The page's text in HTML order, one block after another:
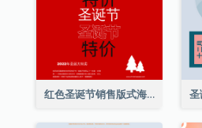
红色圣诞节销售版式海报